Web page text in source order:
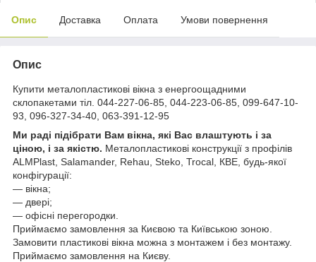
Опис Доставка Оплата Умови повернення
Опис
Купити металопластикові вікна з енергоощадними
склопакетами тіл. 044-227-06-85, 044-223-06-85, 099-647-10-
93, 096-327-34-40, 063-391-12-95
Ми раді підібрати Вам вікна, які Вас влаштують і за
ціною, і за якістю. Металопластикові конструкції з профілів
ALMPlast, Salamander, Rehau, Steko, Trocal, КВЕ, будь-якої
конфігурації:
— вікна;
— двері;
— офісні перегородки.
Приймаємо замовлення за Києвою та Київською зоною.
Замовити пластикові вікна можна з монтажем і без монтажу.
Приймаємо замовлення на Києву.